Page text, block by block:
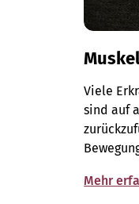
Viele
sind auf
Mehr